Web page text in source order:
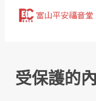
受保護的